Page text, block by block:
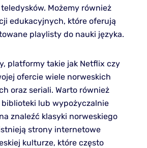
Możemy również
edukacyjnych, które oferują
playlisty do nauki języka.
platformy takie jak Netflix czy
ofercie wiele norweskich
oraz seriali. Warto również
lub wypożyczalnie
znaleźć klasyki norweskiego
strony internetowe
kulturze, które często